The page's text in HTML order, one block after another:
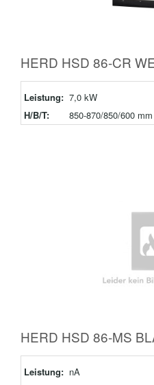
HERD HSD 86-CR
Leistung: 7,0 kW
H/B/T:
850-870/850/600 mm
HERD HSD 86-MS
Leistung: nA